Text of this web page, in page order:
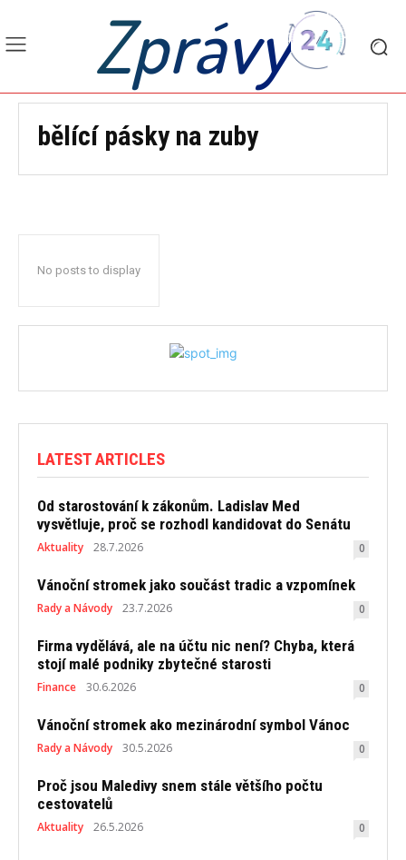
Zprávy
bělící pásky na zuby
No posts to display
LATEST ARTICLES
Od starostování k zákonům. Ladislav Med
vysvětluje, proč se rozhodl kandidovat do Senátu
Aktuality 28.7.2026 0
Vánoční stromek jako součást tradic a vzpomínek
Rady a Návody 23.7.2026 0
Firma vydělává, ale na účtu nic není? Chyba, která
stojí malé podniky zbytečné starosti
Finance 30.6.2026 0
Vánoční stromek ako mezinárodní symbol Vánoc
Rady a Návody 30.5.2026 0
Proč jsou Maledivy snem stále většího počtu
cestovatelů
Aktuality 26.5.2026 0